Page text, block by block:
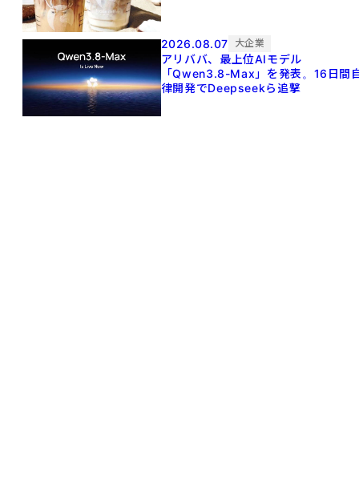
2026.08.07 大企業
アリババ、最上位AIモデル
「Qwen3.8-Max」を発表。16日間
律開発でDeepseekら追撃